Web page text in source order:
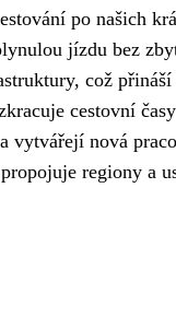
po našich
jízdu bez
což
cestovní
nová
regiony a